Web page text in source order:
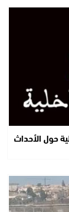
حول الأحداث